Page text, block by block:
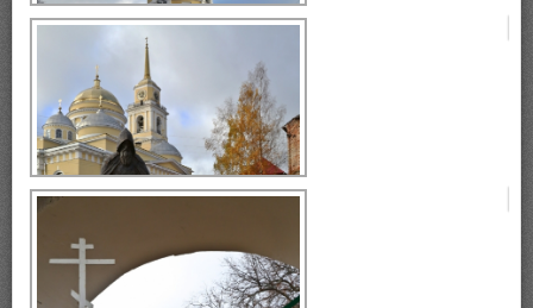
монастырь Нилова Пустынь